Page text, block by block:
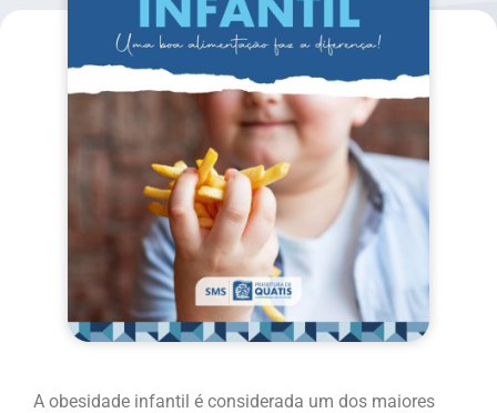
A obesidade infantil é considerada um dos maiores